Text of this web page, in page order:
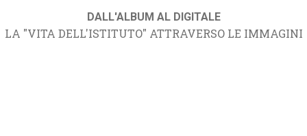
DALL'ALBUM AL DIGITALE
LA "VITA DELL'ISTITUTO" ATTRAVERSO LE IMMAGINI